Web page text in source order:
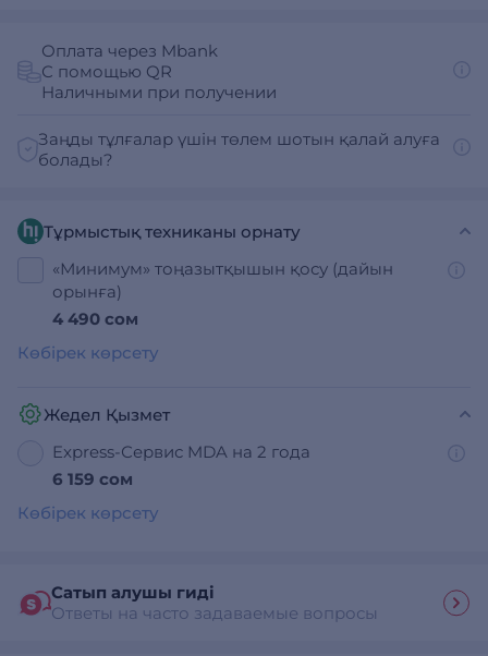
Оплата через Mbank
С помощью QR
Наличными при получении
Заңды тұлғалар үшін төлем шотын қалай алуға
болады?
Тұрмыстық техниканы орнату
«Минимум» тоңазытқышын қосу (дайын
орынға)
4 490 сом
Көбірек көрсету
Жедел Қызмет
Express-Сервис MDA на 2 года
6 159 сом
Көбірек көрсету
Сатып алушы гиді
Ответы на часто задаваемые вопросы